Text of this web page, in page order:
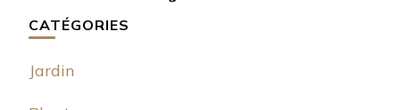
CATÉGORIES
Jardin